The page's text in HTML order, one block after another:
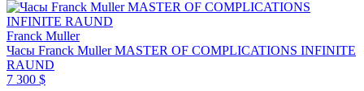
Franck Muller
Часы Franck Muller MASTER OF COMPLICATIONS INFINITE
RAUND
7 300 $